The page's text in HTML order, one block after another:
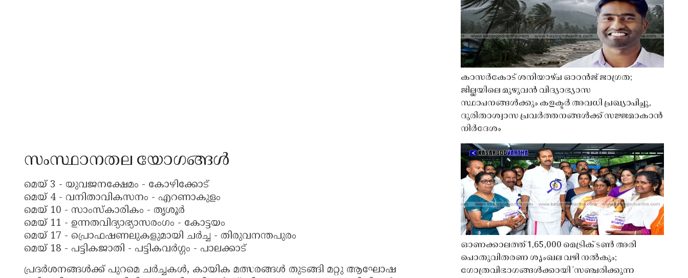
സംസ്ഥാനതല യോഗങ്ങൾ
മെയ് 3 - യുവജനക്ഷേമം - കോഴിക്കോട്
മെയ് 4 - വനിതാവികസനം - എറണാകുളം
മെയ് 10 - സാംസ്കാരികം - തൃശൂർ
മെയ് 11 - ഉന്നതവിദ്യാഭ്യാസരംഗം - കോട്ടയം
മെയ് 17 - പ്രൊഫഷണലുകളുമായി ചർച്ച - തിരുവനന്തപുരം
മെയ് 18 - പട്ടികജാതി - പട്ടികവർഗ്ഗം - പാലക്കാട്
പ്രദർശനങ്ങൾക്ക് പുറമെ ചർച്ചകൾ, കായിക മത്സരങ്ങൾ തുടങ്ങി മറ്റു ആഘോഷ
കാസർകോട് ശനിയാഴ്ച ഓറൻജ് ജാഗ്രത;
ജില്ലയിലെ മുഴുവൻ വിദ്യാഭ്യാസ
സ്ഥാപനങ്ങൾക്കും കളക്ടർ അവധി പ്രഖ്യാപിച്ചു,
ദുരിതാശ്വാസ പ്രവർത്തനങ്ങൾക്ക് സജ്ജമാകാൻ
നിർദേശം
ഓണക്കാലത്ത് 1,65,000 മെട്രിക് ടൺ അരി
പൊതുവിതരണ ശൃംഖല വഴി നൽകും;
ഗോത്രവിഭാഗങ്ങൾക്കായി 'സഞ്ചരിക്കുന്ന